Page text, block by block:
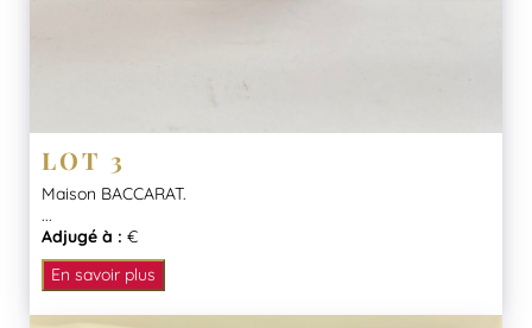
LOT 3
Maison BACCARAT.
...
Adjugé à : €
En savoir plus